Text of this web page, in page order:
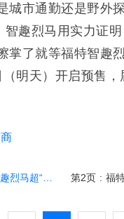
城市通勤还是野外
趣烈马用实力证
掌了就等福特智趣
明天）开启预售
级”野趣降临 第2页 : 福